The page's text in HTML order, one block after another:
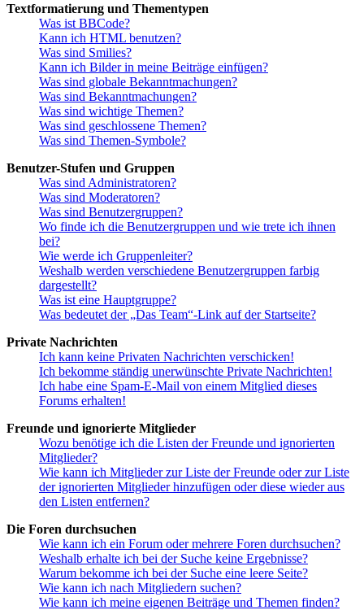
Textformatierung und Thementypen
Was ist BBCode?
Kann ich HTML benutzen?
Was sind Smilies?
Kann ich Bilder in meine Beiträge einfügen?
Was sind globale Bekanntmachungen?
Was sind Bekanntmachungen?
Was sind wichtige Themen?
Was sind geschlossene Themen?
Was sind Themen-Symbole?
Benutzer-Stufen und Gruppen
Was sind Administratoren?
Was sind Moderatoren?
Was sind Benutzergruppen?
Wo finde ich die Benutzergruppen und wie trete ich ihnen
bei?
Wie werde ich Gruppenleiter?
Weshalb werden verschiedene Benutzergruppen farbig
dargestellt?
Was ist eine Hauptgruppe?
Was bedeutet der „Das Team“-Link auf der Startseite?
Private Nachrichten
Ich kann keine Privaten Nachrichten verschicken!
Ich bekomme ständig unerwünschte Private Nachrichten!
Ich habe eine Spam-E-Mail von einem Mitglied dieses
Forums erhalten!
Freunde und ignorierte Mitglieder
Wozu benötige ich die Listen der Freunde und ignorierten
Mitglieder?
Wie kann ich Mitglieder zur Liste der Freunde oder zur Liste
der ignorierten Mitglieder hinzufügen oder diese wieder aus
den Listen entfernen?
Die Foren durchsuchen
Wie kann ich ein Forum oder mehrere Foren durchsuchen?
Weshalb erhalte ich bei der Suche keine Ergebnisse?
Warum bekomme ich bei der Suche eine leere Seite?
Wie kann ich nach Mitgliedern suchen?
Wie kann ich meine eigenen Beiträge und Themen finden?